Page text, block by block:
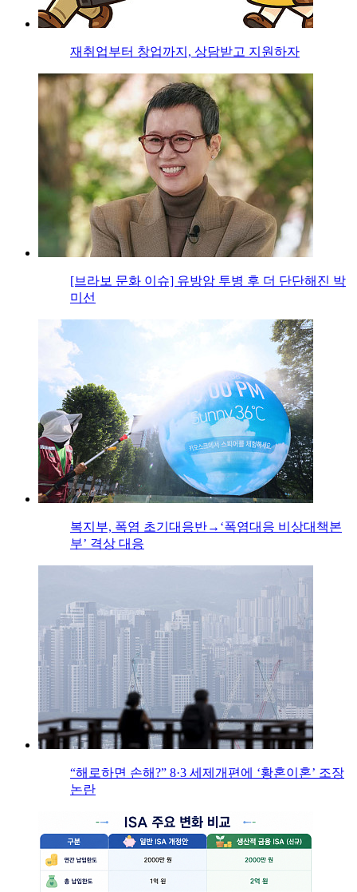
재취업부터 창업까지, 상담받고 지원하자
[브라보 문화 이슈] 유방암 투병 후 더 단단해진 박
미선
복지부, 폭염 초기대응반→‘폭염대응 비상대책본
부’ 격상 대응
“해로하면 손해?” 8·3 세제개편에 ‘황혼이혼’ 조장
논란